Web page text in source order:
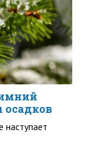
осадков
наступает